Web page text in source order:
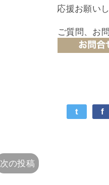
応援お願い
ご質問、お
t f
次の投稿